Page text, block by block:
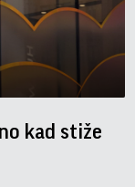
kad stiže